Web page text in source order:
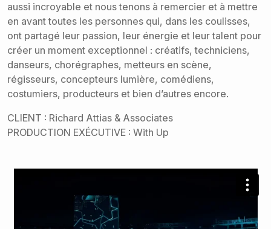
aussi incroyable et nous tenons à remercier et à mettre
en avant toutes les personnes qui, dans les coulisses,
ont partagé leur passion, leur énergie et leur talent pour
créer un moment exceptionnel : créatifs, techniciens,
danseurs, chorégraphes, metteurs en scène,
régisseurs, concepteurs lumière, comédiens,
costumiers, producteurs et bien d’autres encore.
CLIENT : Richard Attias & Associates
PRODUCTION EXÉCUTIVE : With Up